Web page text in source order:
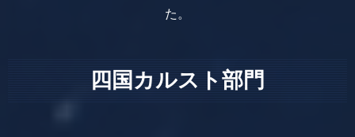
た。
四国カルスト部門